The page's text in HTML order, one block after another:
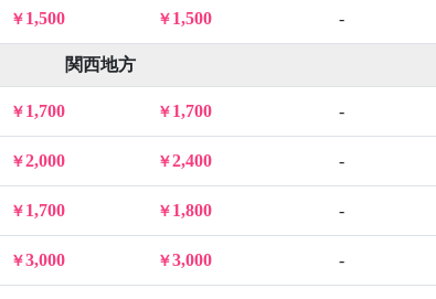
1,500 1,500 -
関西地方
1,700 1,700 -
2,000 2,400 -
1,700 1,800 -
3,000 3,000 -